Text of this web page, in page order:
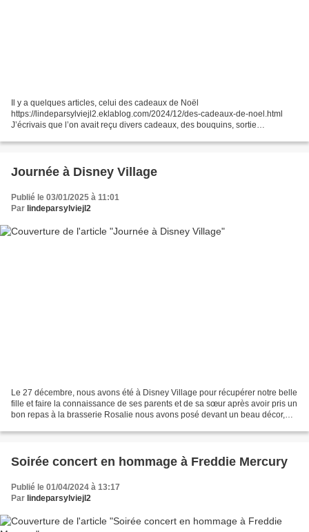
Il y a quelques articles, celui des cadeaux de Noël
https://lindeparsylviejl2.eklablog.com/2024/12/des-cadeaux-de-noel.html
J’écrivais que l’on avait reçu divers cadeaux, des bouquins, sortie
Journée à Disney Village
Publié le 03/01/2025 à 11:01
Par lindeparsylviejl2
Le 27 décembre, nous avons été à Disney Village pour récupérer notre belle
fille et faire la connaissance de ses parents et de sa sœur après avoir pris un
bon repas à la brasserie Rosalie nous avons posé devant un beau décor,
Soirée concert en hommage à Freddie Mercury
Publié le 01/04/2024 à 13:17
Par lindeparsylviejl2